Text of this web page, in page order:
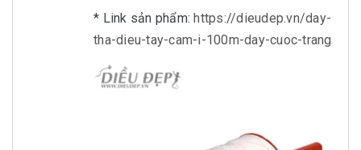
* Link sản phẩm:https://dieudep.vn/day-
tha-dieu-tay-cam-i-100m-day-cuoc-trang